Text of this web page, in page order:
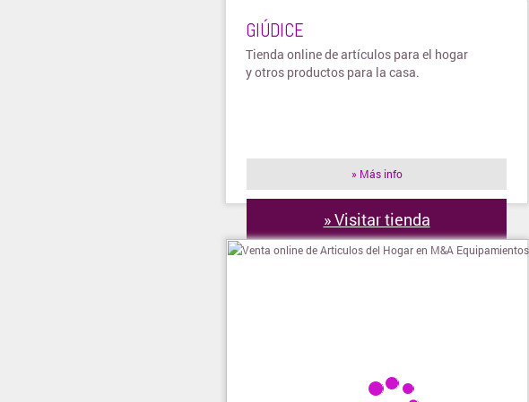
GIÚDICE
Tienda online de artículos para el hogar
y otros productos para la casa.
» Más info
» Visitar tienda